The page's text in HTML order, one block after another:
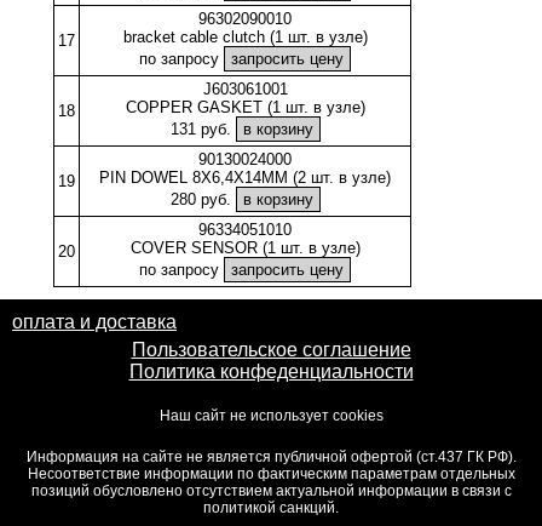
17
96302090010
bracket cable clutch (1 шт. в узле)
по запросу
18
J603061001
COPPER GASKET (1 шт. в узле)
131 руб.
19
90130024000
PIN DOWEL 8X6,4X14MM (2 шт. в узле)
280 руб.
20
96334051010
COVER SENSOR (1 шт. в узле)
по запросу
оплата и доставка
Пользовательское соглашение
Политика конфеденциальности
Наш сайт не использует cookies
Информация на сайте не является публичной офертой (ст.437 ГК РФ).
Несоответствие информации по фактическим параметрам отдельных
позиций обусловлено отсутствием актуальной информации в связи с
политикой санкций.